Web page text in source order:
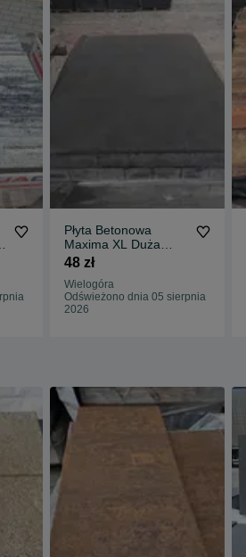
Płyta Betonowa
Maxima XL Duża
120x80x8 cm
Kwarcytowy Taras
Okazja Promocja
48 zł
Wielogóra
Odświeżono dnia 05 sierpnia
2026